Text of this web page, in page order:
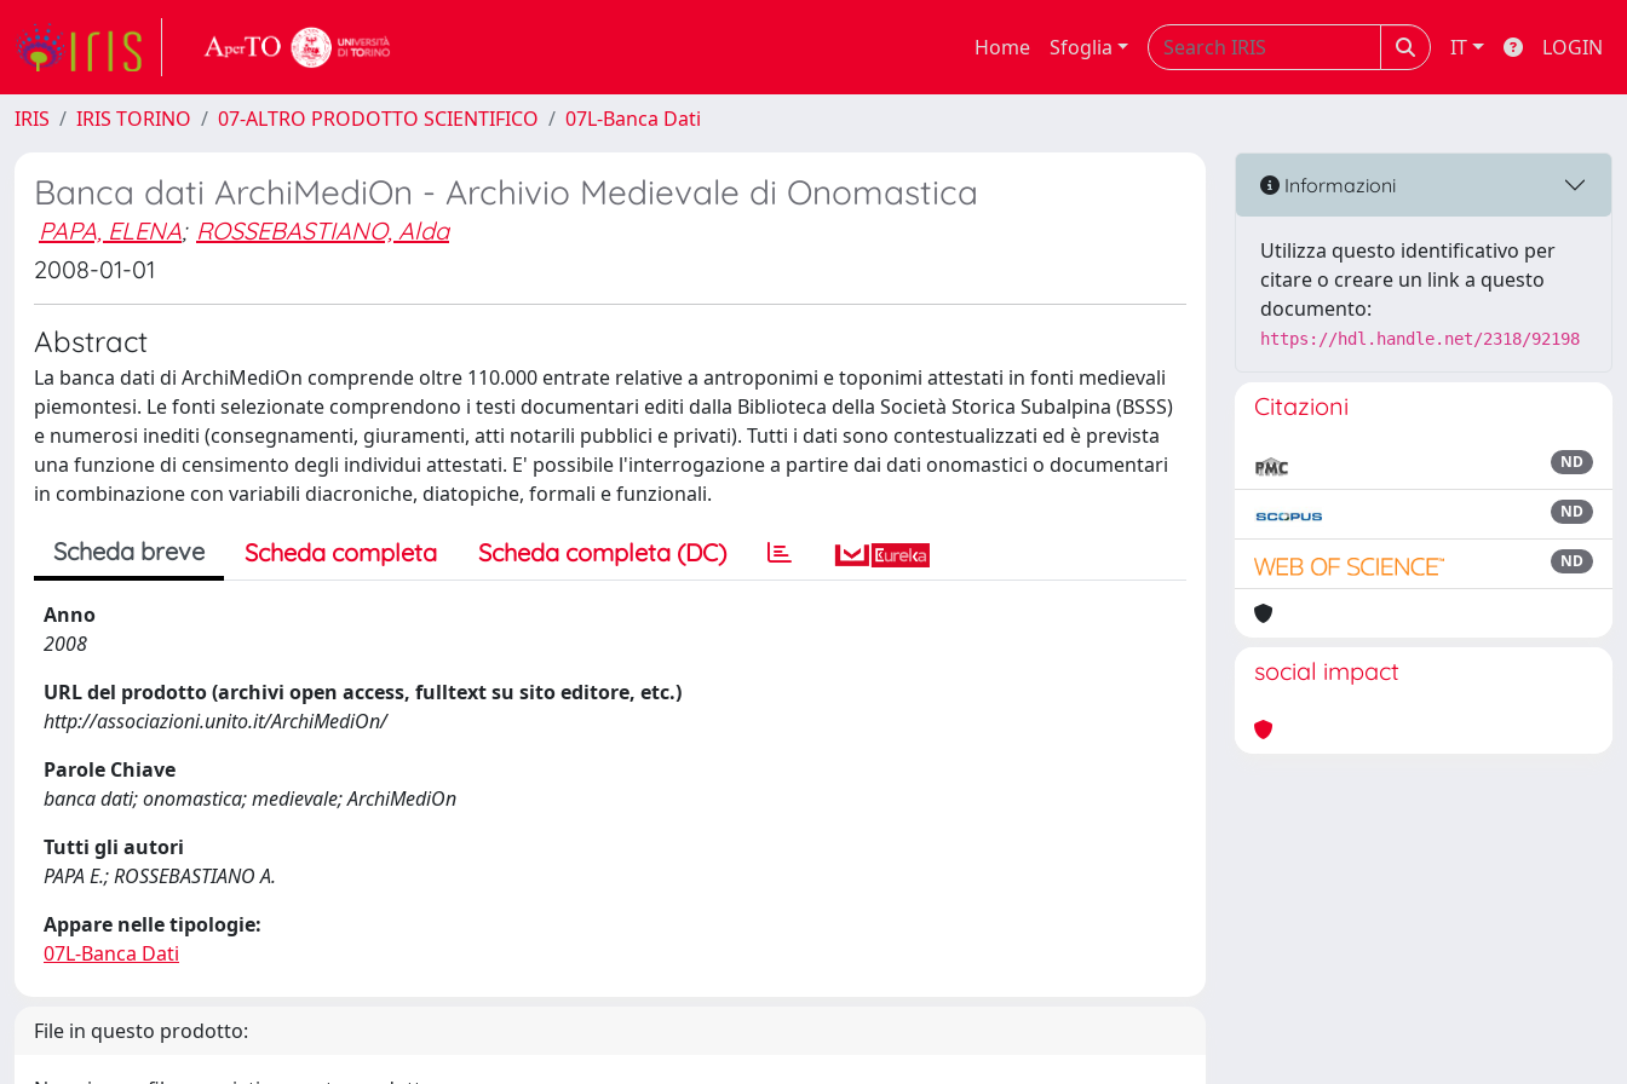
Home Sfoglia IT LOGIN
IRIS IRIS TORINO 07-ALTRO PRODOTTO SCIENTIFICO 07L-Banca Dati
Banca dati ArchiMediOn - Archivio Medievale di Onomastica
PAPA, ELENA; ROSSEBASTIANO, Alda
2008-01-01
Abstract
La banca dati di ArchiMediOn comprende oltre 110.000 entrate relative a antroponimi e toponimi attestati in fonti medievali
piemontesi. Le fonti selezionate comprendono i testi documentari editi dalla Biblioteca della Società Storica Subalpina (BSSS)
e numerosi inediti (consegnamenti, giuramenti, atti notarili pubblici e privati). Tutti i dati sono contestualizzati ed è prevista
una funzione di censimento degli individui attestati. E' possibile l'interrogazione a partire dai dati onomastici o documentari
in combinazione con variabili diacroniche, diatopiche, formali e funzionali.
Scheda breve Scheda completa Scheda completa (DC)
Anno
2008
URL del prodotto (archivi open access, fulltext su sito editore, etc.)
http://associazioni.unito.it/ArchiMediOn/
Parole Chiave
banca dati; onomastica; medievale; ArchiMediOn
Tutti gli autori
PAPA E.; ROSSEBASTIANO A.
Appare nelle tipologie:
07L-Banca Dati
File in questo prodotto:
Informazioni
Utilizza questo identificativo per
citare o creare un link a questo
documento:
https://hdl.handle.net/2318/92198
Citazioni
ND
ND
ND
social impact